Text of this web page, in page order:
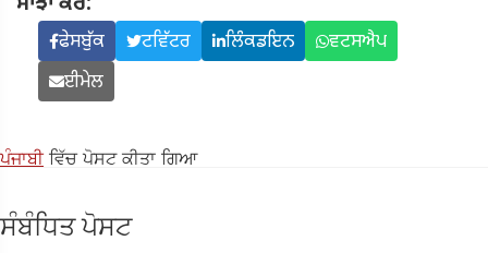
ਫੇਸਬੁੱਕ ਟਵਿੱਟਰ ਲਿੰਕਡਇਨ
ਵਟਸਐਪ
ਈਮੇਲ
ਪੰਜਾਬੀਵਿੱਚ ਪੋਸਟ ਕੀਤਾ ਗਿਆ
ਸੰਬੰਧਿਤ ਪੋਸਟ